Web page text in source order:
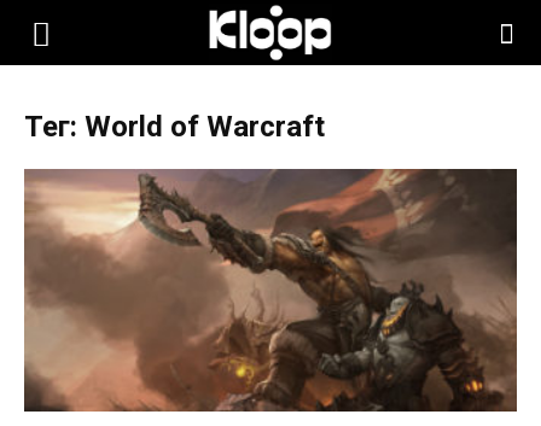
KLOOP.KG
Новости
Кыргызстана
Тег: World of Warcraft